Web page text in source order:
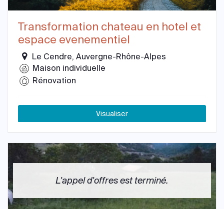
Transformation chateau en hotel et
espace evenementiel
Le Cendre, Auvergne-Rhône-Alpes
Maison individuelle
Rénovation
Visualiser
L'appel d'offres est terminé.